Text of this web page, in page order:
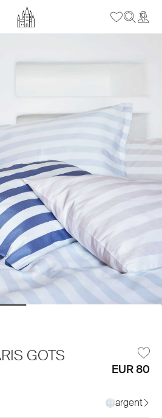
GOTS
EUR 80
argent